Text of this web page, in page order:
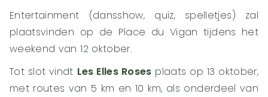
Entertainment (dansshow, quiz, spelletjes) zal
plaatsvinden op de Place du Vigan tijdens het
weekend van 12 oktober.
Tot slot vindt Les Elles Roses plaats op 13 oktober,
met routes van 5 km en 10 km, als onderdeel van